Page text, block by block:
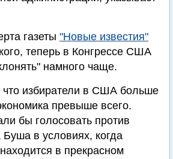
газеты "Новые известия"
теперь в Конгрессе США
намного чаще.
что избиратели в США больше
превыше всего.
бы голосовать против
в условиях, когда
в прекрасном